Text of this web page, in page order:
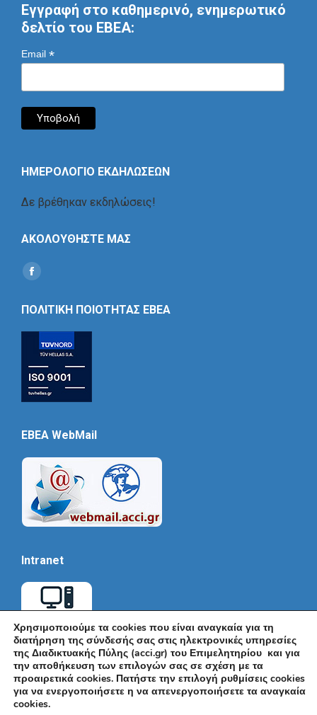
Εγγραφή στο καθημερινό, ενημερωτικό
δελτίο του ΕΒΕΑ:
Email *
ΗΜΕΡΟΛΟΓΙΟ ΕΚΔΗΛΩΣΕΩΝ
Δε βρέθηκαν εκδηλώσεις!
ΑΚΟΛΟΥΘΗΣΤΕ ΜΑΣ
Find us on:
Social
ΠΟΛΙΤΙΚΗ ΠΟΙΟΤΗΤΑΣ ΕΒΕΑ
EBEA WebMail
Intranet
© Εμπορικό και Βιομηχανικό Επιμελητήριο Αθηνών 2026 |
Χρησιμοποιούμε τα cookies που είναι αναγκαία για τη
διατήρηση της σύνδεσής σας στις ηλεκτρονικές υπηρεσίες
της Διαδικτυακής Πύλης (acci.gr) του Επιμελητηρίου και για
την αποθήκευση των επιλογών σας σε σχέση με τα
προαιρετικά cookies. Πατήστε την επιλογή ρυθμίσεις cookies
για να ενεργοποιήσετε η να απενεργοποιήσετε τα αναγκαία
cookies.